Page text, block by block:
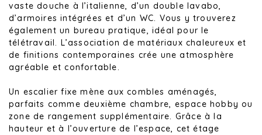
vaste douche à l’italienne, d’un double lavabo,
d’armoires intégrées et d’un WC. Vous y trouverez
également un bureau pratique, idéal pour le
télétravail. L’association de matériaux chaleureux et
de finitions contemporaines crée une atmosphère
agréable et confortable.
Un escalier fixe mène aux combles aménagés,
parfaits comme deuxième chambre, espace hobby ou
zone de rangement supplémentaire. Grâce à la
hauteur et à l’ouverture de l’espace, cet étage